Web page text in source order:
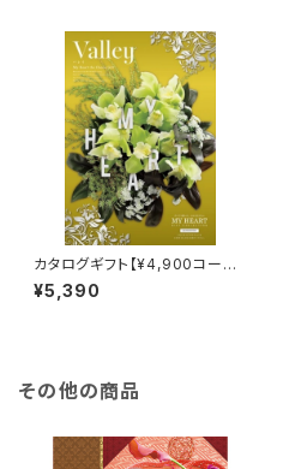
カタログギフト【¥4,900コース】
バレイ
¥5,390
その他の商品